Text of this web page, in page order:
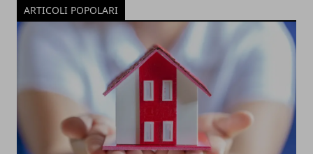
ARTICOLI POPOLARI